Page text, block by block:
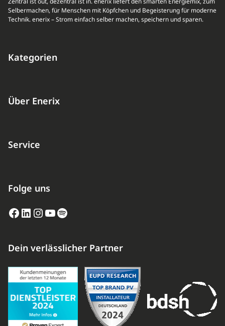
Selbermachen, für Menschen mit Köpfchen und Begeisterung für moderne
Technik. enerix – Strom einfach selber machen, speichern und sparen.
Kategorien
Über Enerix
Service
Folge uns
Facebook
LinkedIn
Instagram
YouTube
Spotify
Dein verlässlicher Partner